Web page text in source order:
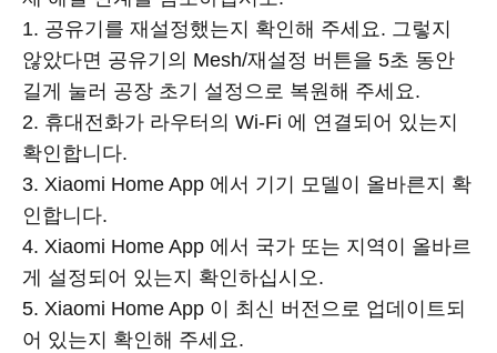
1. 공유기를 재설정했는지 확인해 주세요. 그렇지
않았다면 공유기의 Mesh/재설정 버튼을 5초 동안
길게 눌러 공장 초기 설정으로 복원해 주세요.
2. 휴대전화가 라우터의 Wi-Fi 에 연결되어 있는지
확인합니다.
3. Xiaomi Home App 에서 기기 모델이 올바른지 확
인합니다.
4. Xiaomi Home App 에서 국가 또는 지역이 올바르
게 설정되어 있는지 확인하십시오.
5. Xiaomi Home App 이 최신 버전으로 업데이트되
어 있는지 확인해 주세요.